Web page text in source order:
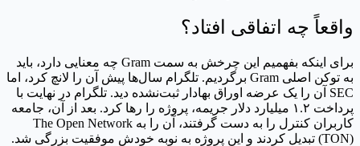
واقعاً چه اتفاقی افتاد؟
برای اینکه بفهمیم این چرخش به سمت Gram چه معنایی دارد، باید
به توکن اصلی Gram برگردیم. تلگرام سال‌ها پیش آن را لانچ کرد، اما
SEC آن را یک عرضه اوراق بهادار ثبت‌نشده دید. تلگرام در نهایت با
پرداخت ۱.۲ میلیارد دلار جریمه، پروژه را رها کرد. بعد از آن، جامعه
کاربران کنترل را به دست گرفتند، آن را به The Open Network
(TON) تبدیل کردند و این پروژه به نوبه خودش موفقیت بزرگی شد.